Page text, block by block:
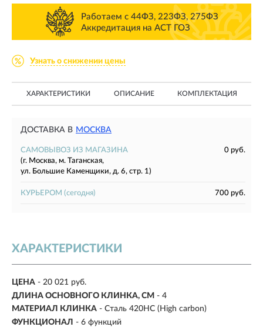
Работаем с 44ФЗ, 223ФЗ, 275ФЗ
Аккредитация на АСТ ГОЗ
Узнать о снижении цены
ХАРАКТЕРИСТИКИ ОПИСАНИЕ КОМПЛЕКТАЦИЯ
ДОСТАВКА В МОСКВА
САМОВЫВОЗ ИЗ МАГАЗИНА
0 руб.
(г. Москва, м. Таганская,
ул. Большие Каменщики, д. 6, стр. 1)
КУРЬЕРОМ (сегодня) 700 руб.
ХАРАКТЕРИСТИКИ
ЦЕНА - 20 021 руб.
ДЛИНА ОСНОВНОГО КЛИНКА, СМ - 4
МАТЕРИАЛ КЛИНКА - Сталь 420HC (High carbon)
ФУНКЦИОНАЛ - 6 функций